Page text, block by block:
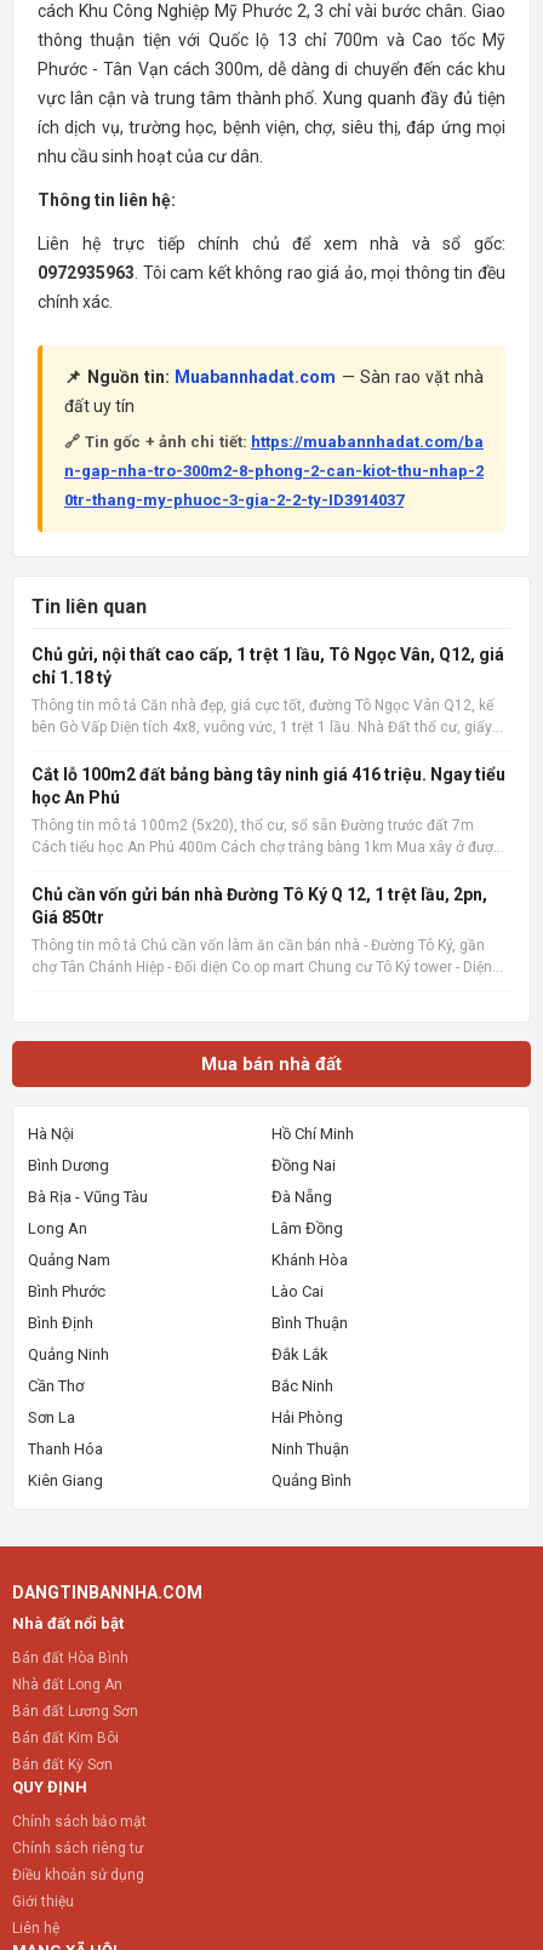
cách Khu Công Nghiệp Mỹ Phước 2, 3 chỉ vài bước chân. Giao
thông thuận tiện với Quốc lộ 13 chỉ 700m và Cao tốc Mỹ
Phước - Tân Vạn cách 300m, dễ dàng di chuyển đến các khu
vực lân cận và trung tâm thành phố. Xung quanh đầy đủ tiện
ích dịch vụ, trường học, bệnh viện, chợ, siêu thị, đáp ứng mọi
nhu cầu sinh hoạt của cư dân.
Thông tin liên hệ:
Liên hệ trực tiếp chính chủ để xem nhà và sổ gốc:
0972935963 . Tôi cam kết không rao giá ảo, mọi thông tin đều
chính xác.
📌 Nguồn tin: Muabannhadat.com — Sàn rao vặt nhà
đất uy tín
🔗 Tin gốc + ảnh chi tiết: https://muabannhadat.com/ba
n-gap-nha-tro-300m2-8-phong-2-can-kiot-thu-nhap-2
0tr-thang-my-phuoc-3-gia-2-2-ty-ID3914037
Tin liên quan
Chủ gửi, nội thất cao cấp, 1 trệt 1 lầu, Tô Ngọc Vân, Q12, giá
chỉ 1.18 tỷ
Thông tin mô tả Căn nhà đẹp, giá cực tốt, đường Tô Ngọc Vân Q12, kế
bên Gò Vấp Diện tích 4x8, vuông vức, 1 trệt 1 lầu. Nhà Đất thổ cư, giấy
công rộng, sân phơi. Giá cực tốt chỉ 1.1
Cắt lỗ 100m2 đất bảng bàng tây ninh giá 416 triệu. Ngay tiểu
học An Phú
Thông tin mô tả 100m2 (5x20), thổ cư, sổ sẵn Đường trước đất 7m
Cách tiểu học An Phú 400m Cách chợ trảng bàng 1km Mua xây ở được
&mdash; Sàn rao vặt nhà đất uy tín 🔗 Tin gốc + ảnh chi
Chủ cần vốn gửi bán nhà Đường Tô Ký Q 12, 1 trệt lầu, 2pn,
Giá 850tr
Thông tin mô tả Chủ cần vốn làm ăn cần bán nhà - Đường Tô Ký, gần
chợ Tân Chánh Hiệp - Đối diện Co.op mart Chung cư Tô Ký tower - Diện
Mua bán nhà đất
Hà Nội
Hồ Chí Minh
Bình Dương
Đồng Nai
Bà Rịa - Vũng Tàu
Đà Nẵng
Long An
Lâm Đồng
Quảng Nam
Khánh Hòa
Bình Phước
Lào Cai
Bình Định
Bình Thuận
Quảng Ninh
Đắk Lắk
Cần Thơ
Bắc Ninh
Sơn La
Hải Phòng
Thanh Hóa
Ninh Thuận
Kiên Giang
Quảng Bình
DANGTINBANNHA.COM
Nhà đất nổi bật
Bán đất Hòa Bình
Nhà đất Long An
Bán đất Lương Sơn
Bán đất Kim Bôi
Bán đất Kỳ Sơn
QUY ĐỊNH
Chính sách bảo mật
Chính sách riêng tư
Điều khoản sử dụng
Giới thiệu
Liên hệ